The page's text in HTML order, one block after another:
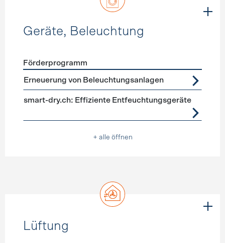
Geräte, Beleuchtung
Förderprogramme Geräte, Beleuchtung
Förderprogramm
Erneuerung von Beleuchtungsanlagen
smart-dry.ch: Effiziente Entfeuchtungsgeräte
+ alle öffnen
Lüftung